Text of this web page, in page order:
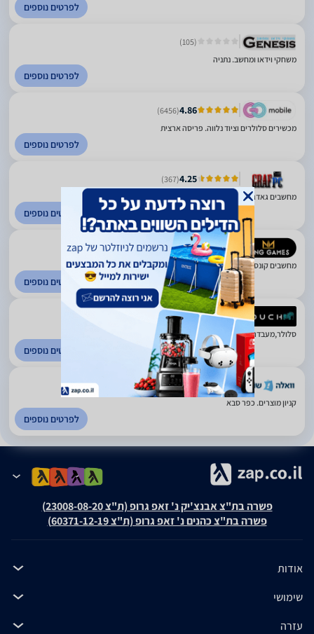
לפרטים נוספים
(105)
משחקי וידאו ומחשב. נתניה
לפרטים נוספים
4.86
(6456)
מכשירים סלולרים וציוד נלווה. פריסה ארצית
לפרטים נוספים
4.25
(367)
מחשבים גאדג'טים וציוד היקפי. כפר סבא
לפרטים נוספים
4.76
(226)
מחשבים קונסולות וגיימינג. יבנה
לפרטים נוספים
5
(431)
סלולר,מעבדה, אביזרים, גיימינג ומשחקים. פריסה ארצית
לפרטים נוספים
2.6
(3227)
קניון מוצרים. כפר סבא
לפרטים נוספים
פשרה בת"צ אבנצ'יק נ' זאפ גרופ (ת"צ 23008-08-20)
פשרה בת"צ כהנים נ' זאפ גרופ (ת"צ 60371-12-19)
אודות
שימושי
עזרה